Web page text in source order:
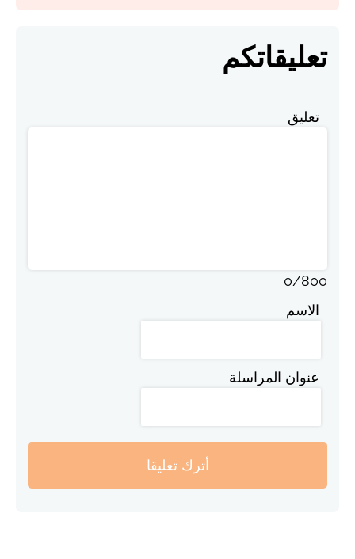
تعليقاتكم
تعليق
0/800
الاسم
عنوان المراسلة
أترك تعليقا